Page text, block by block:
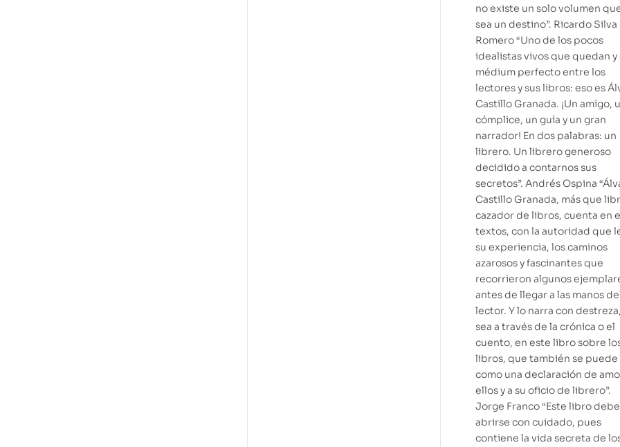
no existe un solo volumen
sea un destino”. Ricardo Silva
Romero “Uno de los pocos
idealistas vivos que quedan y
médium perfecto entre los
lectores y sus libros: eso es
Castillo Granada. ¡Un amigo,
cómplice, un guía y un gran
narrador! En dos palabras: un
librero. Un librero generoso
decidido a contarnos sus
secretos”. Andrés Ospina
Castillo Granada, más que
cazador de libros, cuenta en
textos, con la autoridad que
su experiencia, los caminos
azarosos y fascinantes que
recorrieron algunos
antes de llegar a las manos
lector. Y lo narra con
sea a través de la crónica o el
cuento, en este libro sobre
libros, que también se
como una declaración de
ellos y a su oficio de librero”.
Jorge Franco “Este libro debe
abrirse con cuidado, pues
contiene la vida secreta de